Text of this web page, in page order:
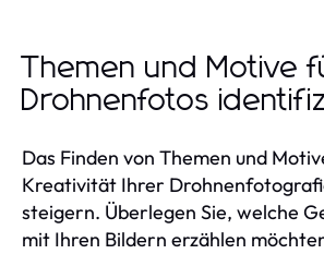
Themen und Motive
Drohnenfotos
Das Finden von Themen und
Kreativität Ihrer
steigern. Überlegen Sie, welche
mit Ihren Bildern erzählen